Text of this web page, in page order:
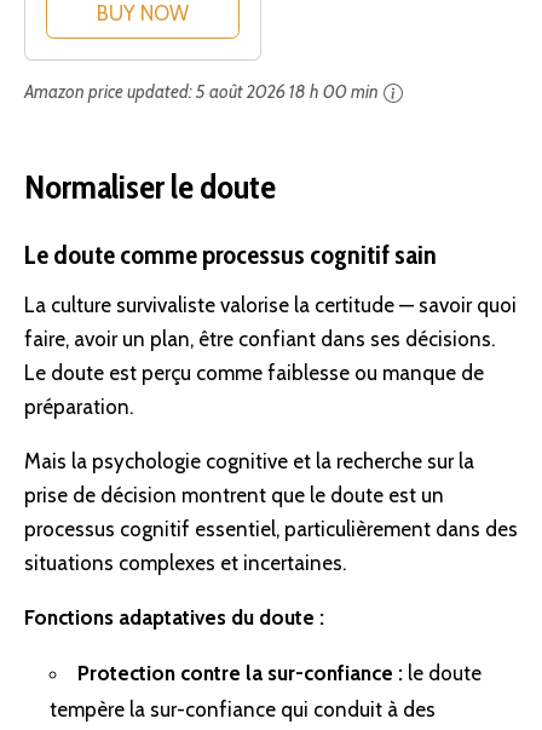
BUY NOW
Amazon price updated:5 août 2026 18 h 00 min
Normaliser le doute
Le doute comme processus cognitif sain
La culture survivaliste valorise la certitude — savoir quoi
faire, avoir un plan, être confiant dans ses décisions.
Le doute est perçu comme faiblesse ou manque de
préparation.
Mais la psychologie cognitive et la recherche sur la
prise de décision montrent que le doute est un
processus cognitif essentiel, particulièrement dans des
situations complexes et incertaines.
Fonctions adaptatives du doute :
Protection contre la sur-confiance : le doute
tempère la sur-confiance qui conduit à des